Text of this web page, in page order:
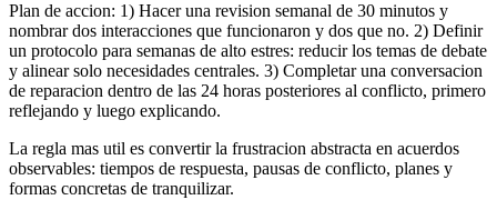
Plan de accion: 1) Hacer una revision semanal de 30 minutos y
nombrar dos interacciones que funcionaron y dos que no. 2) Definir
un protocolo para semanas de alto estres: reducir los temas de debate
y alinear solo necesidades centrales. 3) Completar una conversacion
de reparacion dentro de las 24 horas posteriores al conflicto, primero
reflejando y luego explicando.
La regla mas util es convertir la frustracion abstracta en acuerdos
observables: tiempos de respuesta, pausas de conflicto, planes y
formas concretas de tranquilizar.